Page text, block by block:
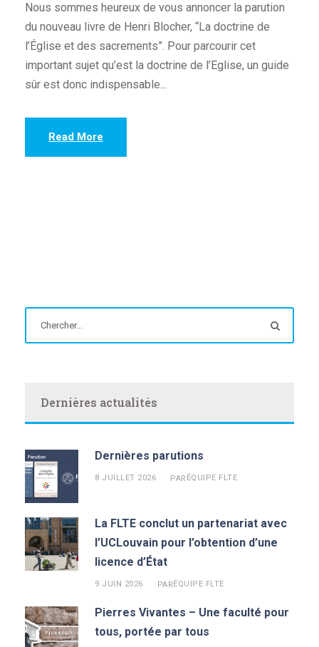
Nous sommes heureux de vous annoncer la parution
du nouveau livre de Henri Blocher, “La doctrine de
l’Église et des sacrements”. Pour parcourir cet
important sujet qu’est la doctrine de l’Eglise, un guide
sûr est donc indispensable...
Read More
Dernières actualités
Dernières parutions
8 JUILLET 2026 PAR ÉQUIPE FLTE
La FLTE conclut un partenariat avec
l’UCLouvain pour l’obtention d’une
licence d’État
9 JUIN 2026 PAR ÉQUIPE FLTE
Pierres Vivantes – Une faculté pour
tous, portée par tous